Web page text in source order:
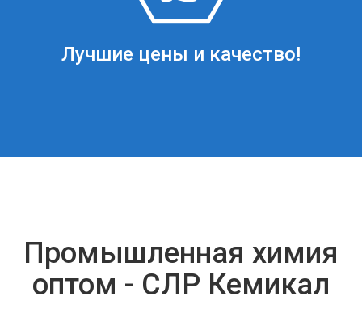
Лучшие цены и качество!
Промышленная химия
оптом - СЛР Кемикал